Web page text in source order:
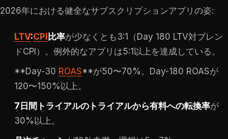
2026年における健全なサブスクリプションアプリの姿:
LTV:CPI 比率が少なくとも3:1（Day 180 LTV対ブレン
ドCPI）。例外的なアプリは5:1以上を達成している。
**Day-30 ROAS**が50〜70%。Day-180 ROASが
120〜150%以上。
7日間トライアルのトライアルから有料への転換率が
30%以上。